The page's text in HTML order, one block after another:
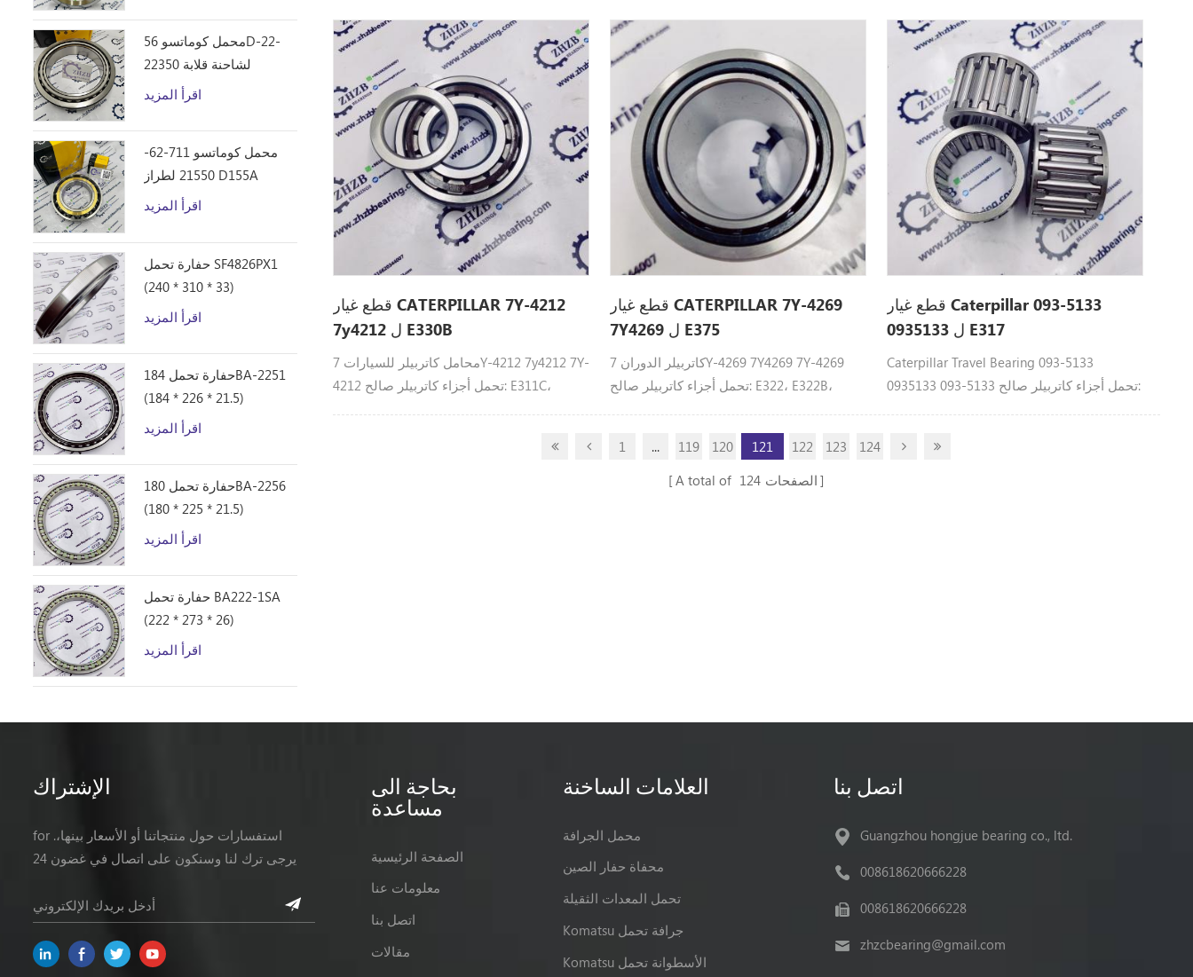
E320D، E320D2 GC، E320D3، E321C،
E323D، E345B
E325،E 329D .
قطع غيار CATERPILLAR 7Y-4212
7y4212 ل E330B
محامل كاتربيلر للسيارات 7Y-4212 7y4212 7Y-
4212 تحمل أجزاء كاتربيلر صالح: E311C،
E321B، E321C، E322C، E323D، E324D،
قطع غيار CATERPILLAR 7Y-4269
7Y4269 ل E375
كاتربيلر الدوران 7Y-4269 7Y4269 7Y-4269
تحمل أجزاء كاتربيلر صالح: E322، E322B،
قطع غيار Caterpillar 093-5133
0935133 ل E317
Caterpillar Travel Bearing 093-5133
0935133 093-5133 تحمل أجزاء كاتربيلر صالح:
1 ... 119 120 121 122 123
124
A total of 124 الصفحات
محمل كوماتسو 56D-22-
22350 لشاحنة قلابة
HM250
اقرأ المزيد
محمل كوماتسو 711-62-
21550 لطراز D155A
اقرأ المزيد
حفارة تحمل SF4826PX1
(240 * 310 * 33)
اقرأ المزيد
حفارة تحمل 184BA-2251
(184 * 226 * 21.5)
اقرأ المزيد
حفارة تحمل 180BA-2256
(180 * 225 * 21.5)
اقرأ المزيد
حفارة تحمل BA222-1SA
(222 * 273 * 26)
اقرأ المزيد
الإشتراك
for .استفسارات حول منتجاتنا أو الأسعار بينها،
يرجى ترك لنا وسنكون على اتصال في غضون 24
بحاجة الى
مساعدة
الصفحة الرئيسية
معلومات عنا
اتصل بنا
مقالات
العلامات الساخنة
محمل الجرافة
محفاة حفار الصين
تحمل المعدات الثقيلة
Komatsu جرافة تحمل
Komatsu الأسطوانة تحمل
اتصل بنا
Guangzhou hongjue bearing co., ltd.
008618620666228
008618620666228
zhzcbearing@gmail.com